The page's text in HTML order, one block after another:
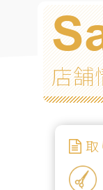
店舗
取